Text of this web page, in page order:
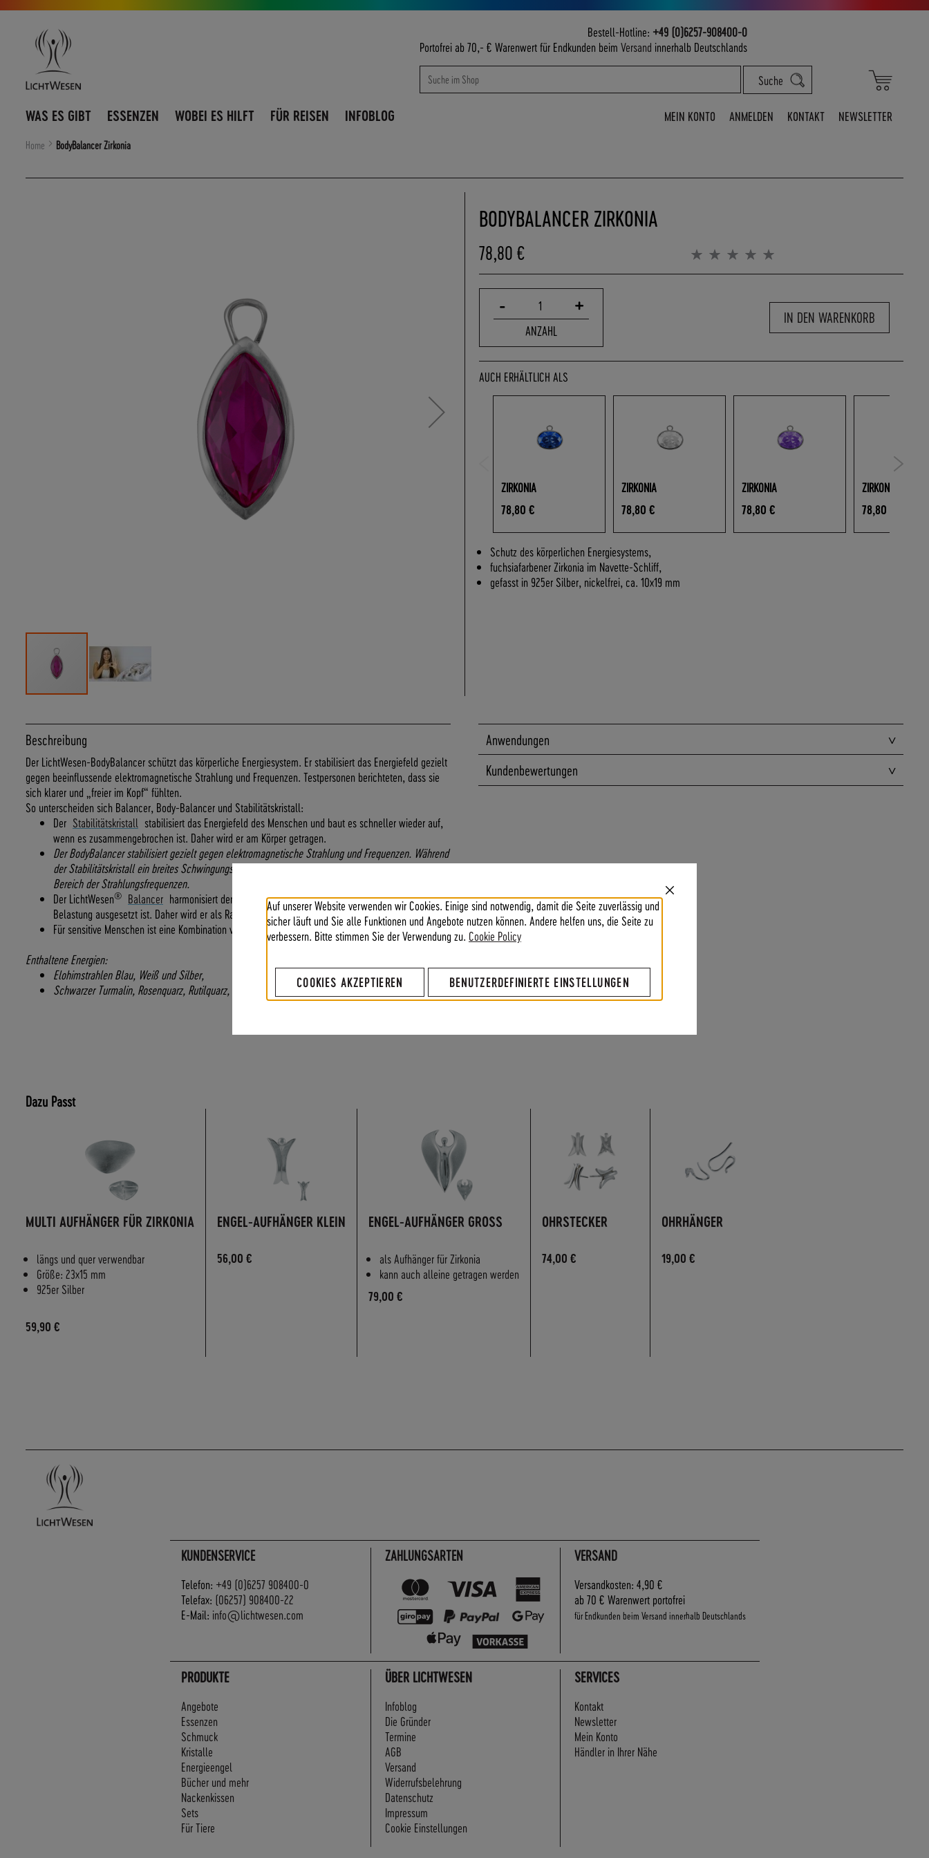
Close
Auf unserer Website verwenden wir Cookies. Einige sind notwendig, damit die Seite zuverlässig und
sicher läuft und Sie alle Funktionen und Angebote nutzen können. Andere helfen uns, die Seite zu
verbessern. Bitte stimmen Sie der Verwendung zu. Cookie Policy
COOKIES AKZEPTIEREN BENUTZERDEFINIERTE EINSTELLUNGEN
Direkt
zum
Mein
Bestell-Hotline: +49 (0)6257-908400-0
Portofrei ab 70,- € Warenwert für Endkunden beim Versand innerhalb Deutschlands
Suche
Suche
Suche
Navigation
umschalten
WAS ES GIBT ESSENZEN WOBEI ES HILFT FÜR REISEN INFOBLOG MEIN KONTO ANMELDEN KONTAKT NEWSLETTER
Home BodyBalancer Zirkonia
der
Bildergalerie
springen
BODYBALANCER ZIRKONIA
78,80 €
Bewertung:
- 1 +
ANZAHL
IN DEN WARENKORB
AUCH ERHÄLTLICH ALS
ZIRKONIA
78,80 €
ZIRKONIA
78,80 €
ZIRKONIA
78,80 €
ZIRKONIA
78,80 €
Schutz des körperlichen Energiesystems,
fuchsiafarbener Zirkonia im Navette-Schliff,
gefasst in 925er Silber, nickelfrei, ca. 10x19 mm
Beschreibung
Der LichtWesen-BodyBalancer schützt das körperliche Energiesystem. Er stabilisiert das Energiefeld gezielt
gegen beeinflussende elektromagnetische Strahlung und Frequenzen. Testpersonen berichteten, dass sie
sich klarer und „freier im Kopf“ fühlten.
So unterscheiden sich Balancer, Body-Balancer und Stabilitätskristall:
Der Stabilitätskristall stabilisiert das Energiefeld des Menschen und baut es schneller wieder auf,
wenn es zusammengebrochen ist. Daher wird er am Körper getragen.
Der BodyBalancer stabilisiert gezielt gegen elektromagnetische Strahlung und Frequenzen. Während
der Stabilitätskristall ein breites Schwingungsspektrum abdeckt, wirkt der BodyBalancer gezielt im
Bereich der Strahlungsfrequenzen.
Der LichtWesen® Balancer harmonisiert den Raum, in dem der Mensch der elektromagnetischen
Belastung ausgesetzt ist. Daher wird er als Raumkristall verwendet.
Für sensitive Menschen ist eine Kombination von BodyBalancer und Stabilitätskristall ideal.
Enthaltene Energien:
Elohimstrahlen Blau, Weiß und Silber,
Schwarzer Turmalin, Rosenquarz, Rutilquarz, Enzian, Eisenkraut,Mariendistelund Birke
Anwendungen
Kundenbewertungen
Dazu Passt
MULTI AUFHÄNGER FÜR ZIRKONIA
längs und quer verwendbar
Größe: 23x15 mm
925er Silber
59,90 €
ENGEL-AUFHÄNGER KLEIN
56,00 €
ENGEL-AUFHÄNGER GROSS
als Aufhänger für Zirkonia
kann auch alleine getragen werden
79,00 €
OHRSTECKER
74,00 €
OHRHÄNGER
19,00 €
KUNDENSERVICE
Telefon: +49 (0)6257 908400-0
Telefax: (06257) 908400-22
E-Mail: info@lichtwesen.com
ZAHLUNGSARTEN VERSAND
Versandkosten: 4,90 €
ab 70 € Warenwert portofrei
für Endkunden beim Versand innerhalb Deutschlands
PRODUKTE
Angebote
Essenzen
Schmuck
Kristalle
Energieengel
Bücher und mehr
Nackenkissen
Sets
Für Tiere
ÜBER LICHTWESEN
Infoblog
Die Gründer
Termine
AGB
Versand
Widerrufsbelehrung
Datenschutz
Impressum
Cookie Einstellungen
SERVICES
Kontakt
Newsletter
Mein Konto
Händler in Ihrer Nähe